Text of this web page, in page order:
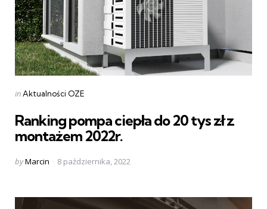
Categories
Posted
inAktualności OZE
Ranking pompa ciepła do 20 tys zł z
montażem 2022r.
Posted
byMarcin 8 października, 2022